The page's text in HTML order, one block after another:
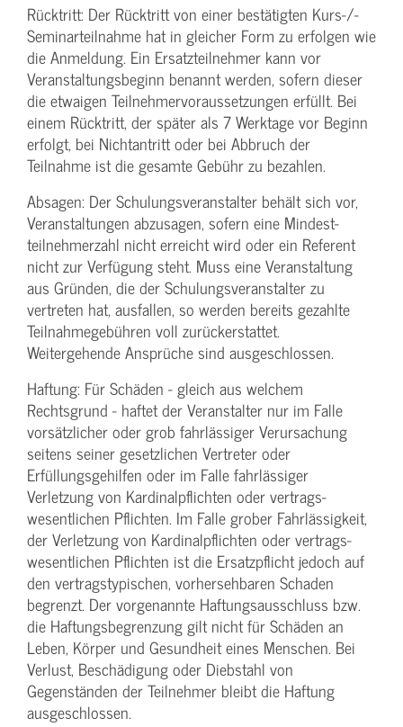
Rücktritt: Der Rücktritt von einer bestätigten Kurs-/­
Seminarteilnahme hat in gleicher Form zu erfolgen wie
die Anmeldung. Ein Ersatzteilnehmer kann vor
Veranstaltungs­beginn benannt werden, sofern dieser
die etwaigen Teilnehmer­voraussetzungen erfüllt. Bei
einem Rücktritt, der später als 7 Werktage vor Beginn
erfolgt, bei Nichtantritt oder bei Abbruch der
Teilnahme ist die gesamte Gebühr zu bezahlen.
Absagen: Der Schulungs­veranstalter behält sich vor,
Veranstaltungen abzusagen, sofern eine Mindest­
teilnehmerzahl nicht erreicht wird oder ein Referent
nicht zur Verfügung steht. Muss eine Veranstaltung
aus Gründen, die der Schulungs­veranstalter zu
vertreten hat, ausfallen, so werden bereits gezahlte
Teilnahme­gebühren voll zurückerstattet.
Weitergehende Ansprüche sind ausgeschlossen.
Haftung: Für Schäden - gleich aus welchem
Rechtsgrund - haftet der Veranstalter nur im Falle
vorsätzlicher oder grob fahrlässiger Verursachung
seitens seiner gesetzlichen Vertreter oder
Erfüllungsgehilfen oder im Falle fahrlässiger
Verletzung von Kardinalpflichten oder vertrags­
wesentlichen Pflichten. Im Falle grober Fahrlässigkeit,
der Verletzung von Kardinalpflichten oder vertrags­
wesentlichen Pflichten ist die Ersatzpflicht jedoch auf
den vertragstypischen, vorhersehbaren Schaden
begrenzt. Der vorgenannte Haftungs­ausschluss bzw.
die Haftungs­begrenzung gilt nicht für Schäden an
Leben, Körper und Gesundheit eines Menschen. Bei
Verlust, Beschädigung oder Diebstahl von
Gegenständen der Teilnehmer bleibt die Haftung
ausgeschlossen.